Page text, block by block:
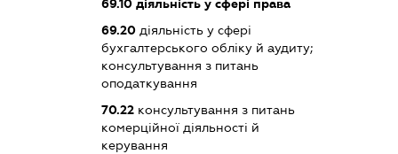
69.10 діяльність у сфері права
69.20 діяльність у сфері
бухгалтерського обліку й аудиту;
консультування з питань
оподаткування
70.22 консультування з питань
комерційної діяльності й
керування